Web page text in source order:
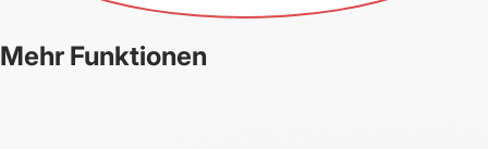
Mehr Funktionen